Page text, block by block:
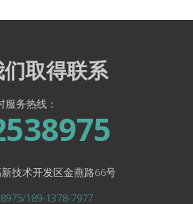
取得联系
服务热线：
技术开发区金燕路66号
189-1378-7977